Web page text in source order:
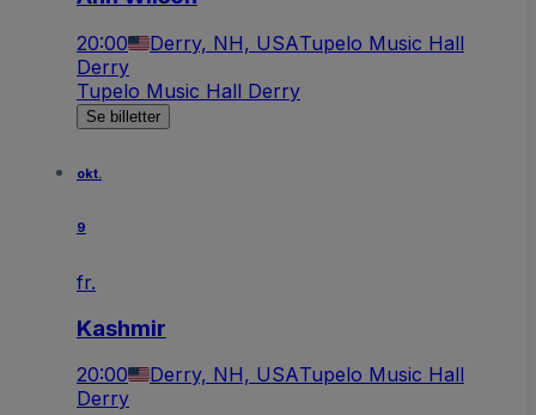
20:00 Derry, NH, USATupelo Music Hall
Derry
Tupelo Music Hall Derry
Se billetter
okt.
9
fr.
Kashmir
20:00 Derry, NH, USATupelo Music Hall
Derry